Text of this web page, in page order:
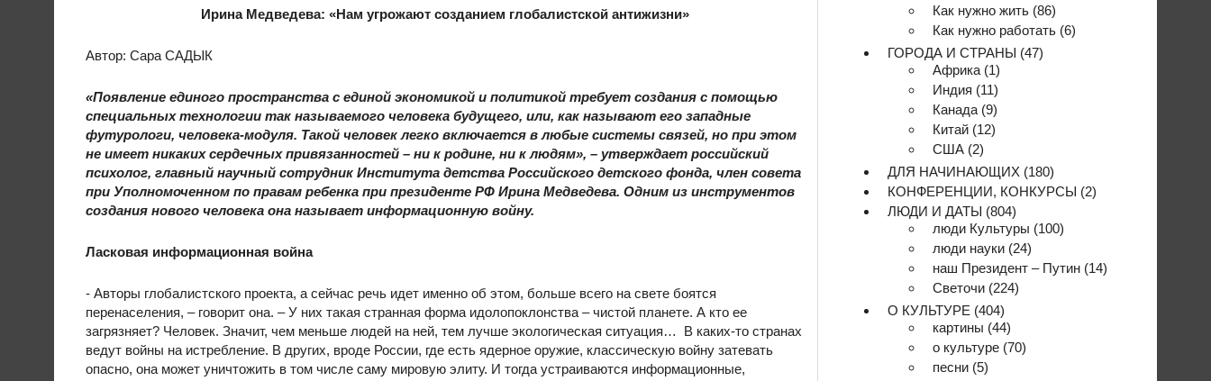
Ирина Медведева: «Нам угрожают созданием глобалистской антижизни»
Автор: Сара САДЫК
«Появление единого пространства с единой экономикой и политикой требует создания с помощью
специальных технологии так называемого человека будущего, или, как называют его западные
футурологи, человека-модуля. Такой человек легко включается в любые системы связей, но при этом
не имеет никаких сердечных привязанностей – ни к родине, ни к людям», – утверждает российский
психолог, главный научный сотрудник Института детства Российского детского фонда, член совета
при Уполномоченном по правам ребенка при президенте РФ Ирина Медведева. Одним из инструментов
создания нового человека она называет информационную войну.
Ласковая информационная война
- Авторы глобалистского проекта, а сейчас речь идет именно об этом, больше всего на свете боятся
перенаселения, – говорит она. – У них такая странная форма идолопоклонства – чистой планете. А кто ее
загрязняет? Человек. Значит, чем меньше людей на ней, тем лучше экологическая ситуация… В каких-то странах
ведут войны на истребление. В других, вроде России, где есть ядерное оружие, классическую войну затевать
опасно, она может уничтожить в том числе саму мировую элиту. И тогда устраиваются информационные,
Как нужно жить (86)
Как нужно работать (6)
ГОРОДА И СТРАНЫ (47)
Африка (1)
Индия (11)
Канада (9)
Китай (12)
США (2)
ДЛЯ НАЧИНАЮЩИХ (180)
КОНФЕРЕНЦИИ, КОНКУРСЫ (2)
ЛЮДИ И ДАТЫ (804)
люди Культуры (100)
люди науки (24)
наш Президент – Путин (14)
Светочи (224)
О КУЛЬТУРЕ (404)
картины (44)
о культуре (70)
песни (5)